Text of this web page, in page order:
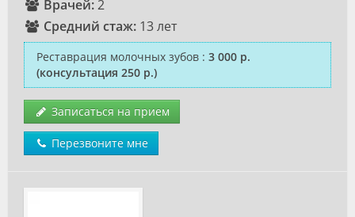
Врачей:2
Средний стаж:13 лет
Реставрация молочных зубов : 3 000 р.
(консультация 250 р.)
Записаться на прием
Перезвоните мне